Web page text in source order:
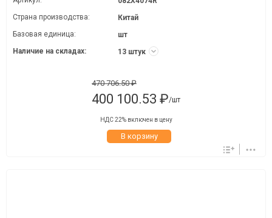
Страна производства:
Китай
Базовая единица:
шт
Наличие на складах:
13 штук
470 706.50 ₽
400 100.53 ₽/шт
НДС 22% включен в цену
В корзину